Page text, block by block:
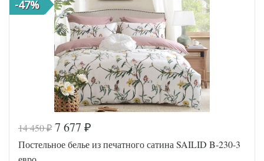
Размер
простыни
230х250
50х70
(2шт),
70х70
(2шт)
Производитель
Sailid
(Китай)
Код товара
561-241
Артикул
SLD-B-
-47%
14 450₽ 7 677 ₽
Постельное белье из печатного сатина SAILID B-230-3